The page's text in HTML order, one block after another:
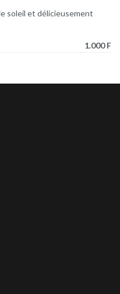
soleil et délicieusement
1.000 F